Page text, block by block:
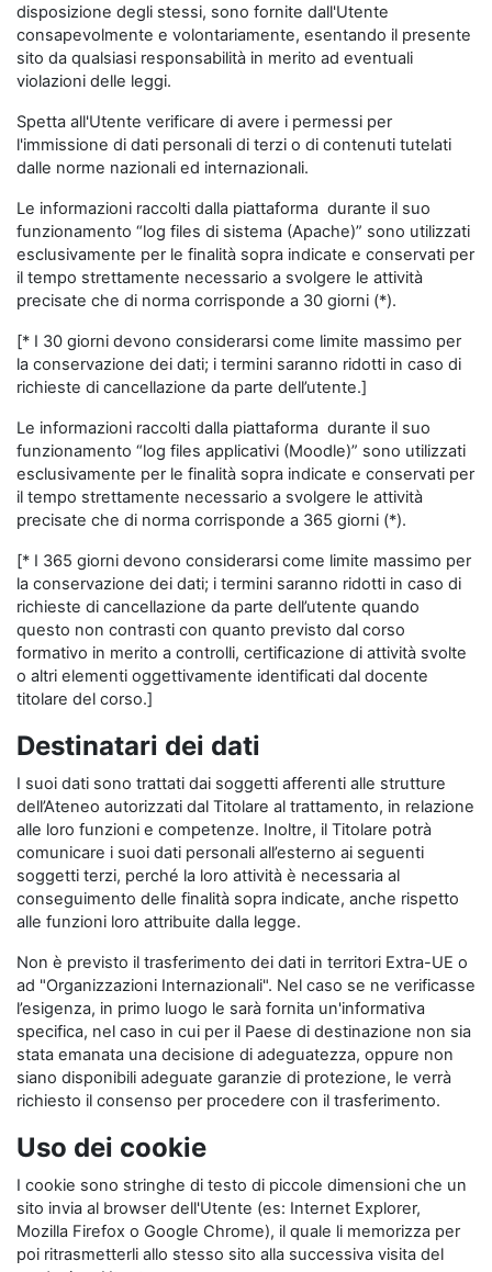
disposizione degli stessi, sono fornite dall'Utente
consapevolmente e volontariamente, esentando il presente
sito da qualsiasi responsabilità in merito ad eventuali
violazioni delle leggi.
Spetta all'Utente verificare di avere i permessi per
l'immissione di dati personali di terzi o di contenuti tutelati
dalle norme nazionali ed internazionali.
Le informazioni raccolti dalla piattaforma durante il suo
funzionamento “log files di sistema (Apache)” sono utilizzati
esclusivamente per le finalità sopra indicate e conservati per
il tempo strettamente necessario a svolgere le attività
precisate che di norma corrisponde a 30 giorni (*).
[* I 30 giorni devono considerarsi come limite massimo per
la conservazione dei dati; i termini saranno ridotti in caso di
richieste di cancellazione da parte dell’utente.]
Le informazioni raccolti dalla piattaforma durante il suo
funzionamento “log files applicativi (Moodle)” sono utilizzati
esclusivamente per le finalità sopra indicate e conservati per
il tempo strettamente necessario a svolgere le attività
precisate che di norma corrisponde a 365 giorni (*).
[* I 365 giorni devono considerarsi come limite massimo per
la conservazione dei dati; i termini saranno ridotti in caso di
richieste di cancellazione da parte dell’utente quando
questo non contrasti con quanto previsto dal corso
formativo in merito a controlli, certificazione di attività svolte
o altri elementi oggettivamente identificati dal docente
titolare del corso.]
Destinatari dei dati
I suoi dati sono trattati dai soggetti afferenti alle strutture
dell’Ateneo autorizzati dal Titolare al trattamento, in relazione
alle loro funzioni e competenze. Inoltre, il Titolare potrà
comunicare i suoi dati personali all’esterno ai seguenti
soggetti terzi, perché la loro attività è necessaria al
conseguimento delle finalità sopra indicate, anche rispetto
alle funzioni loro attribuite dalla legge.
Non è previsto il trasferimento dei dati in territori Extra-UE o
ad "Organizzazioni Internazionali". Nel caso se ne verificasse
l’esigenza, in primo luogo le sarà fornita un'informativa
specifica, nel caso in cui per il Paese di destinazione non sia
stata emanata una decisione di adeguatezza, oppure non
siano disponibili adeguate garanzie di protezione, le verrà
richiesto il consenso per procedere con il trasferimento.
Uso dei cookie
I cookie sono stringhe di testo di piccole dimensioni che un
sito invia al browser dell'Utente (es: Internet Explorer,
Mozilla Firefox o Google Chrome), il quale li memorizza per
poi ritrasmetterli allo stesso sito alla successiva visita del